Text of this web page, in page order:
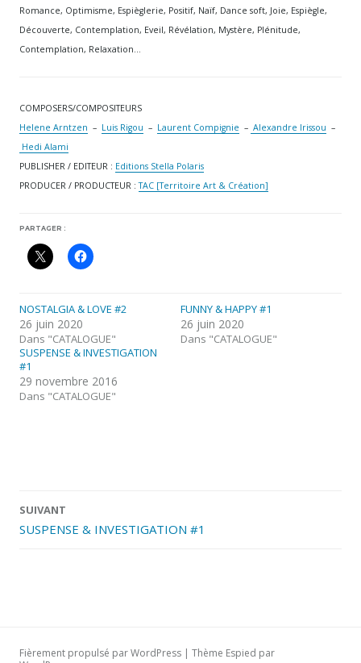
Romance, Optimisme, Espièglerie, Positif, Naïf, Dance soft, Joie, Espiègle,
Découverte, Contemplation, Eveil, Révélation, Mystère, Plénitude,
Contemplation, Relaxation…
COMPOSERS/COMPOSITEURS
Helene Arntzen – Luis Rigou – Laurent Compignie – Alexandre Irissou –
Hedi Alami
PUBLISHER / EDITEUR : Editions Stella Polaris
PRODUCER / PRODUCTEUR :TAC [Territoire Art & Création]
PARTAGER :
NOSTALGIA & LOVE #2
26 juin 2020
Dans "CATALOGUE"
FUNNY & HAPPY #1
26 juin 2020
Dans "CATALOGUE"
SUSPENSE & INVESTIGATION
#1
29 novembre 2016
Dans "CATALOGUE"
des
articles
SUIVANT
SUSPENSE & INVESTIGATION #1
Fièrement propulsé par WordPress | Thème Espied par